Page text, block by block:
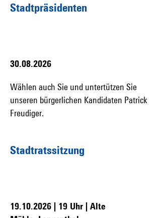
Stadtpräsidenten
30.08.2026
Wählen auch Sie und untertützen Sie
unseren bürgerlichen Kandidaten Patrick
Freudiger.
Stadtratssitzung
19.10.2026 | 19 Uhr | Alte